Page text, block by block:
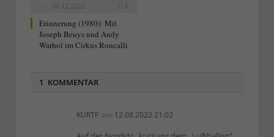
06.12.2022
0
Erinnerung (1980): Mit
Joseph Beuys und Andy
Warhol im Cirkus Roncalli
1 KOMMENTAR
KURTF am 12.08.2022 21:02